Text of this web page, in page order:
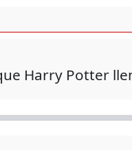
Harry Potter